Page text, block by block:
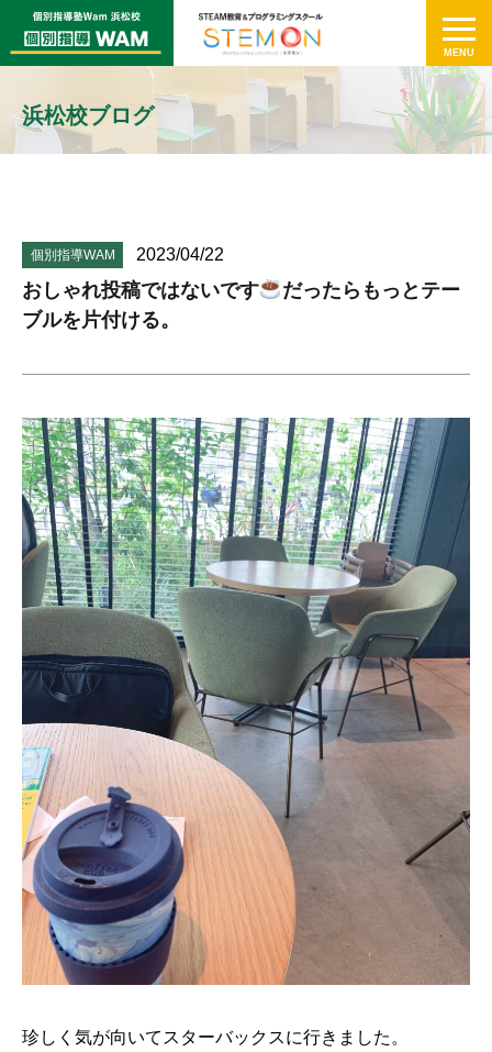
浜松校ブログ
個別指導WAM 2023/04/22
おしゃれ投稿ではないです
だったらもっとテー
ブルを片付ける。
珍しく気が向いてスターバックスに行きました。